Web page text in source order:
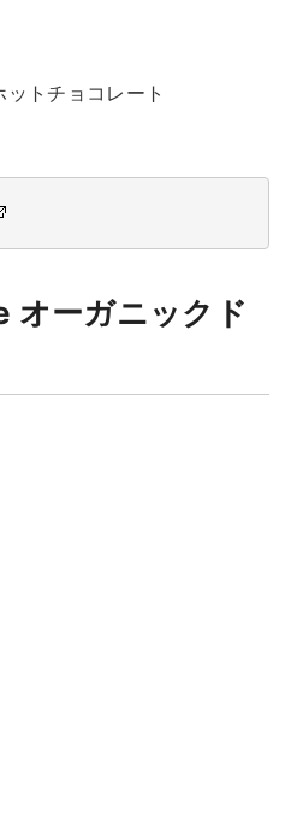
トチョコレート
ーガニックド